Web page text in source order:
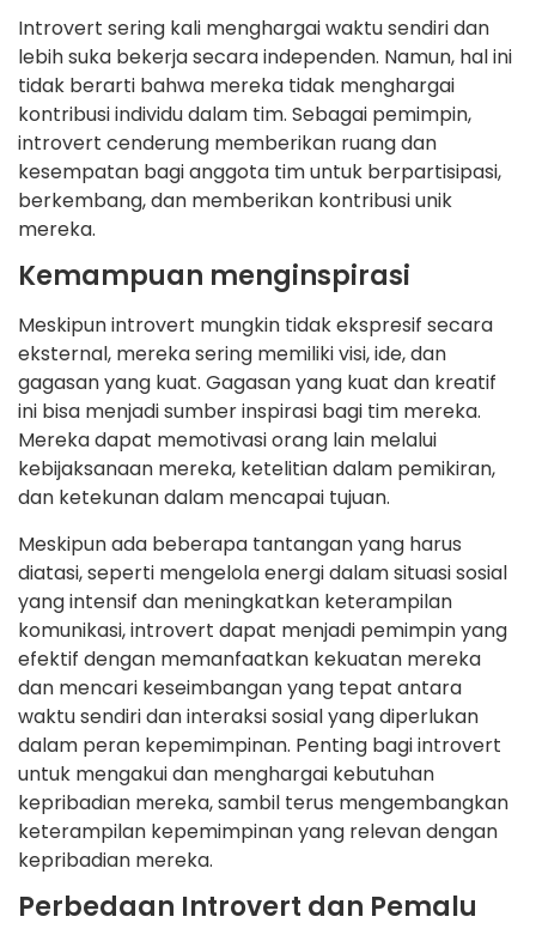
Introvert sering kali menghargai waktu sendiri dan
lebih suka bekerja secara independen. Namun, hal ini
tidak berarti bahwa mereka tidak menghargai
kontribusi individu dalam tim. Sebagai pemimpin,
introvert cenderung memberikan ruang dan
kesempatan bagi anggota tim untuk berpartisipasi,
berkembang, dan memberikan kontribusi unik
mereka.
Kemampuan menginspirasi
Meskipun introvert mungkin tidak ekspresif secara
eksternal, mereka sering memiliki visi, ide, dan
gagasan yang kuat. Gagasan yang kuat dan kreatif
ini bisa menjadi sumber inspirasi bagi tim mereka.
Mereka dapat memotivasi orang lain melalui
kebijaksanaan mereka, ketelitian dalam pemikiran,
dan ketekunan dalam mencapai tujuan.
Meskipun ada beberapa tantangan yang harus
diatasi, seperti mengelola energi dalam situasi sosial
yang intensif dan meningkatkan keterampilan
komunikasi, introvert dapat menjadi pemimpin yang
efektif dengan memanfaatkan kekuatan mereka
dan mencari keseimbangan yang tepat antara
waktu sendiri dan interaksi sosial yang diperlukan
dalam peran kepemimpinan. Penting bagi introvert
untuk mengakui dan menghargai kebutuhan
kepribadian mereka, sambil terus mengembangkan
keterampilan kepemimpinan yang relevan dengan
kepribadian mereka.
Perbedaan Introvert dan Pemalu